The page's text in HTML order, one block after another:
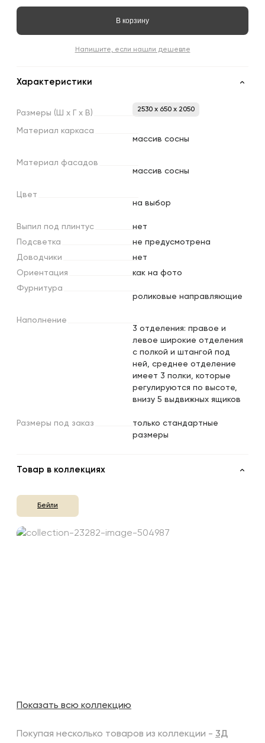
В корзину
Напишите, если нашли дешевле
Характеристики
Размеры (Ш х х В) 2530 x 650 x 2050
Материал каркаса
массив сосны
Материал фасадов
массив сосны
Цвет
на выбор
Выпил под плинтус
нет
Подсветка
не предусмотрена
Доводчики
нет
Ориентация
как на фото
Фурнитура
роликовые направляющие
Наполнение
3 отделения: правое и
левое широкие отделения
с полкой и штангой под
ней, среднее отделение
имеет 3 полки, которые
регулируются по высоте,
внизу 5 выдвижных ящиков
Размеры под заказ
только стандартные
размеры
Товар в коллекциях
Бейли
Показать всю коллекцию
Покупая несколько товаров из коллекции - 3Д